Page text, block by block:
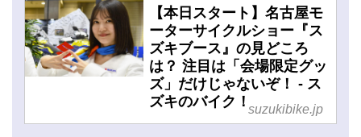
【本日スタート】名古屋モ
ーターサイクルショー『ス
ズキブース』の見どころ
は？ 注目は「会場限定グッ
ズ」だけじゃないぞ！ - ス
ズキのバイク！ suzukibike.jp